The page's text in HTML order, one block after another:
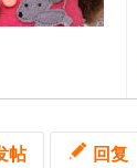
帖 回复